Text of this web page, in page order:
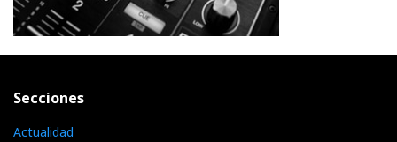
Secciones
Actualidad